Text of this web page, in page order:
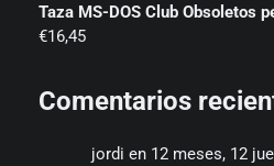
precios:
hasta
€20,50
Taza MS-DOS Club Obsoletos
€16,45
Comentarios
jordi en 12 meses, 12